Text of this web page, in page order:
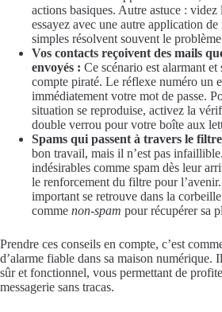
actions basiques. Autre astuce :
essayez avec une autre application de
simples résolvent souvent le
Vos contacts reçoivent des mails
envoyés : Ce scénario est alarmant et
compte piraté. Le réflexe numéro un
immédiatement votre mot de passe.
situation se reproduise, activez la
double verrou pour votre boîte aux
Spams qui passent à travers le
bon travail, mais il n’est pas
indésirables comme spam dès leur
le renforcement du filtre pour
important se retrouve dans la
comme non-spam pour récupérer sa
Prendre ces conseils en compte, c’est
d’alarme fiable dans sa maison numérique.
sûr et fonctionnel, vous permettant de
messagerie sans tracas.